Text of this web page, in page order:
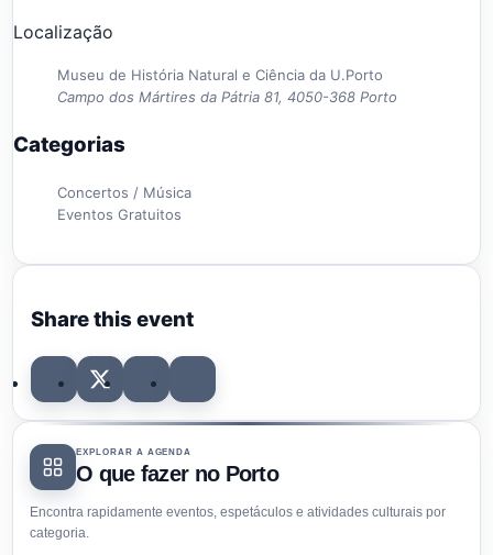
Localização
Museu de História Natural e Ciência da U.Porto
Campo dos Mártires da Pátria 81, 4050-368 Porto
Categorias
Concertos / Música
Eventos Gratuitos
Share this event
EXPLORAR A AGENDA
O que fazer no Porto
Encontra rapidamente eventos, espetáculos e atividades culturais por
categoria.